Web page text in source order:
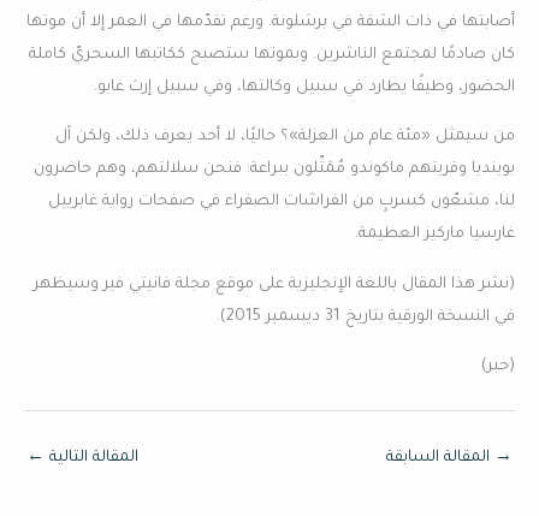
أصابتها في ذات الشقة في برشلونة. ورغم تقدّمها في العمر إلا أن موتها
كان صادمًا لمجتمع الناشرين. وبموتها ستصبح ككاتبها السحريّ كاملة
الحضور، وطيفًا يطارد في سبيل وكالتها، وفي سبيل إرث غابو.
من سيمثل «مئة عام من العزلة»؟ حاليًا، لا أحد يعرف ذلك، ولكن آل
بوينديا وقريتهم ماكوندو مُمَثّلون ببراعة: فنحن سلالتهم، وهم حاضرون
لنا، مشعّون كسربٍ من الفراشات الصفراء في صفحات رواية غابرييل
غارسيا ماركيز العظيمة.
(نشر هذا المقال باللغة الإنجليزية على موقع مجلة فانيتي فير وسيظهر
في النسخة الورقية بتاريخ 31 ديسمبر 2015).
(حبر)
→ المقالة السابقة المقالة التالية ←